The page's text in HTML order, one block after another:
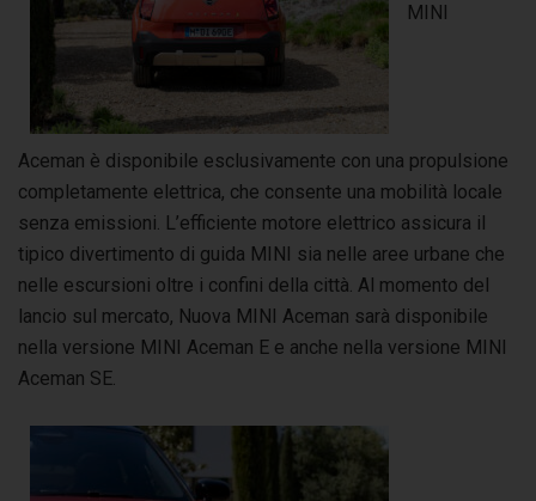
MINI
Aceman è disponibile esclusivamente con una propulsione
completamente elettrica, che consente una mobilità locale
senza emissioni. L’efficiente motore elettrico assicura il
tipico divertimento di guida MINI sia nelle aree urbane che
nelle escursioni oltre i confini della città. Al momento del
lancio sul mercato, Nuova MINI Aceman sarà disponibile
nella versione MINI Aceman E e anche nella versione MINI
Aceman SE.